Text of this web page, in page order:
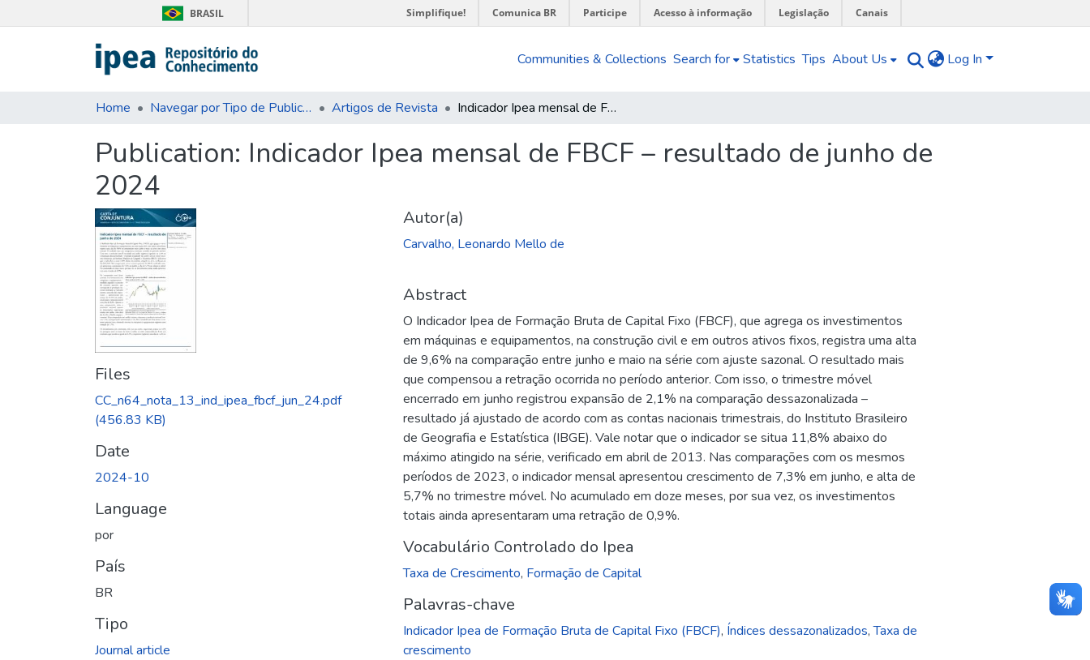
BRASIL Simplifique! Comunica BR Participe Acesso à informação Legislação Canais
Communities & Collections Search for Statistics Tips About Us Log In
Home Navegar por Tipo de Publicação Artigos de Revista Indicador Ipea mensal de FBCF – resultado de junho de 2024
Publication: Indicador Ipea mensal de FBCF – resultado de junho de
2024
Files
CC_n64_nota_13_ind_ipea_fbcf_jun_24.pdf
(456.83 KB)
Date
2024-10
Language
por
País
BR
Tipo
Journal article
Autor(a)
Carvalho, Leonardo Mello de
Abstract
O Indicador Ipea de Formação Bruta de Capital Fixo (FBCF), que agrega os investimentos
em máquinas e equipamentos, na construção civil e em outros ativos fixos, registra uma alta
de 9,6% na comparação entre junho e maio na série com ajuste sazonal. O resultado mais
que compensou a retração ocorrida no período anterior. Com isso, o trimestre móvel
encerrado em junho registrou expansão de 2,1% na comparação dessazonalizada –
resultado já ajustado de acordo com as contas nacionais trimestrais, do Instituto Brasileiro
de Geografia e Estatística (IBGE). Vale notar que o indicador se situa 11,8% abaixo do
máximo atingido na série, verificado em abril de 2013. Nas comparações com os mesmos
períodos de 2023, o indicador mensal apresentou crescimento de 7,3% em junho, e alta de
5,7% no trimestre móvel. No acumulado em doze meses, por sua vez, os investimentos
totais ainda apresentaram uma retração de 0,9%.
Vocabulário Controlado do Ipea
Taxa de Crescimento, Formação de Capital
Palavras-chave
Indicador Ipea de Formação Bruta de Capital Fixo (FBCF), Índices dessazonalizados,Taxa de
crescimento